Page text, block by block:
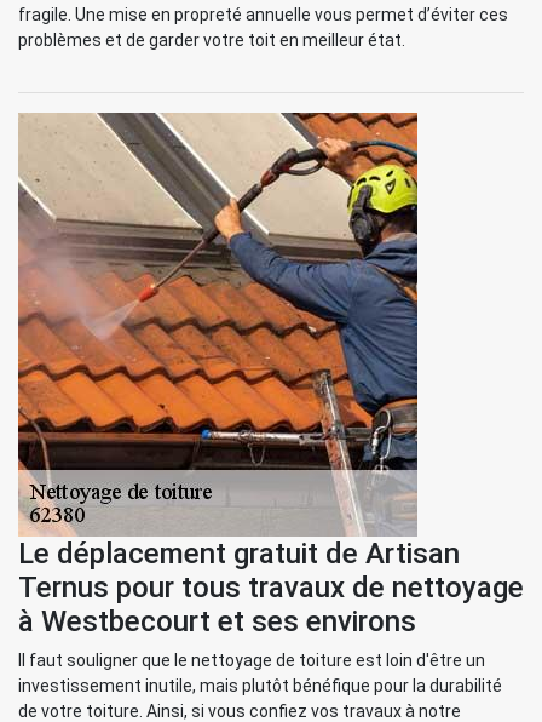
fragile. Une mise en propreté annuelle vous permet d’éviter ces
problèmes et de garder votre toit en meilleur état.
Le déplacement gratuit de Artisan
Ternus pour tous travaux de nettoyage
à Westbecourt et ses environs
Il faut souligner que le nettoyage de toiture est loin d'être un
investissement inutile, mais plutôt bénéfique pour la durabilité
de votre toiture. Ainsi, si vous confiez vos travaux à notre